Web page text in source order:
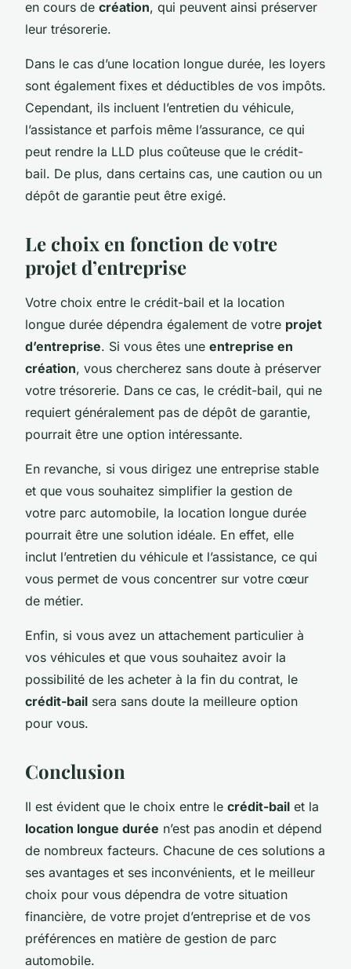
en cours de création, qui peuvent ainsi préserver
leur trésorerie.
Dans le cas d’une location longue durée, les loyers
sont également fixes et déductibles de vos impôts.
Cependant, ils incluent l’entretien du véhicule,
l’assistance et parfois même l’assurance, ce qui
peut rendre la LLD plus coûteuse que le crédit-
bail. De plus, dans certains cas, une caution ou un
dépôt de garantie peut être exigé.
Le choix en fonction de votre
projet d’entreprise
Votre choix entre le crédit-bail et la location
longue durée dépendra également de votre projet
d’entreprise. Si vous êtes une entreprise en
création, vous chercherez sans doute à préserver
votre trésorerie. Dans ce cas, le crédit-bail, qui ne
requiert généralement pas de dépôt de garantie,
pourrait être une option intéressante.
En revanche, si vous dirigez une entreprise stable
et que vous souhaitez simplifier la gestion de
votre parc automobile, la location longue durée
pourrait être une solution idéale. En effet, elle
inclut l’entretien du véhicule et l’assistance, ce qui
vous permet de vous concentrer sur votre cœur
de métier.
Enfin, si vous avez un attachement particulier à
vos véhicules et que vous souhaitez avoir la
possibilité de les acheter à la fin du contrat, le
crédit-bail sera sans doute la meilleure option
pour vous.
Conclusion
Il est évident que le choix entre le crédit-bail et la
location longue durée n’est pas anodin et dépend
de nombreux facteurs. Chacune de ces solutions a
ses avantages et ses inconvénients, et le meilleur
choix pour vous dépendra de votre situation
financière, de votre projet d’entreprise et de vos
préférences en matière de gestion de parc
automobile.